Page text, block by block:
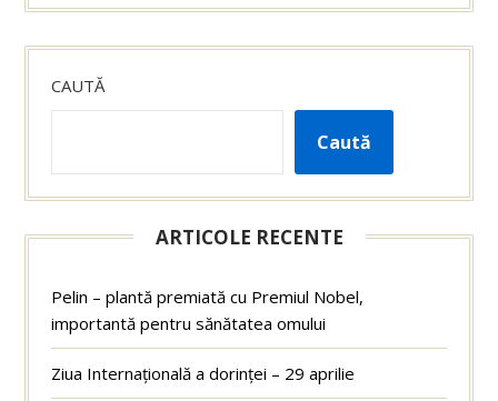
CAUTĂ
Caută
ARTICOLE RECENTE
Pelin – plantă premiată cu Premiul Nobel,
importantă pentru sănătatea omului
Ziua Internațională a dorinței – 29 aprilie